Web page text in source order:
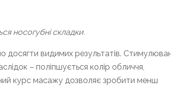
носогубні складки.
досягти видимих ​​результатів.
– поліпшується колір обличчя,
курс масажу дозволяє зробити менш